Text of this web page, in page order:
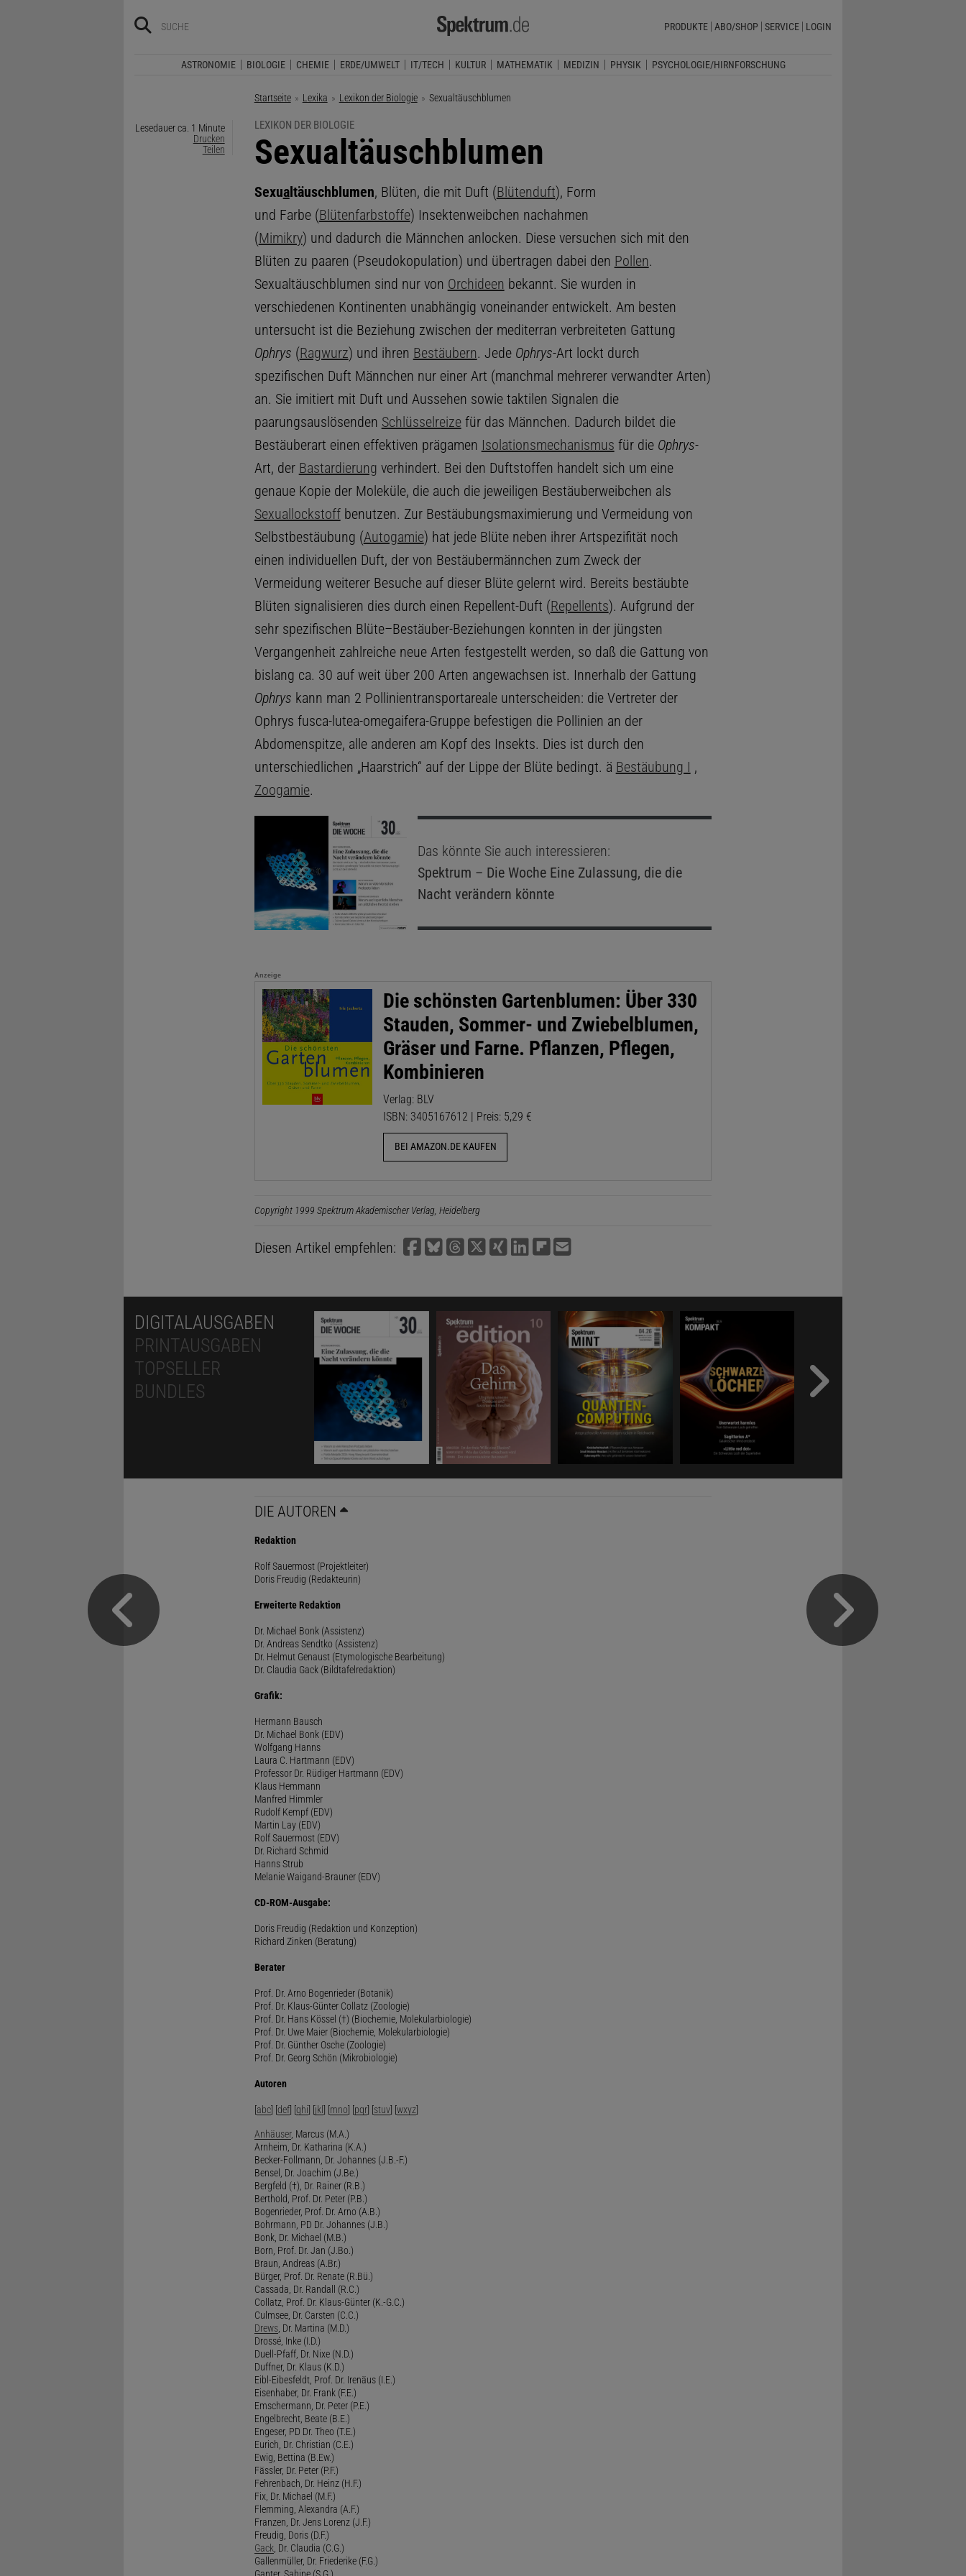
PRODUKTE ABO/SHOP SERVICE LOGIN
ASTRONOMIE BIOLOGIE CHEMIE ERDE/UMWELT IT/TECH KULTUR MATHEMATIK MEDIZIN PHYSIK PSYCHOLOGIE/HIRNFORSCHUNG
Startseite Lexika Lexikon der Biologie Aktuelle Seite:
Sexualtäuschblumen
Lesedauer ca. 1 Minute
Drucken
Teilen
LEXIKON DER BIOLOGIE
:
Sexualtäuschblumen
Sexualtäuschblumen, Blüten, die mit Duft (Blütenduft), Form
und Farbe (Blütenfarbstoffe) Insektenweibchen nachahmen
(Mimikry) und dadurch die Männchen anlocken. Diese versuchen sich mit den
Blüten zu paaren (Pseudokopulation) und übertragen dabei den Pollen.
Sexualtäuschblumen sind nur von Orchideen bekannt. Sie wurden in
verschiedenen Kontinenten unabhängig voneinander entwickelt. Am besten
untersucht ist die Beziehung zwischen der mediterran verbreiteten Gattung
Ophrys (Ragwurz) und ihren Bestäubern. Jede Ophrys-Art lockt durch
spezifischen Duft Männchen nur einer Art (manchmal mehrerer verwandter Arten)
an. Sie imitiert mit Duft und Aussehen sowie taktilen Signalen die
paarungsauslösenden Schlüsselreizefür das Männchen. Dadurch bildet die
Bestäuberart einen effektiven prägamen Isolationsmechanismus für die Ophrys-
Art, der Bastardierung verhindert. Bei den Duftstoffen handelt sich um eine
genaue Kopie der Moleküle, die auch die jeweiligen Bestäuberweibchen als
Sexuallockstoffbenutzen. Zur Bestäubungsmaximierung und Vermeidung von
Selbstbestäubung (Autogamie) hat jede Blüte neben ihrer Artspezifität noch
einen individuellen Duft, der von Bestäubermännchen zum Zweck der
Vermeidung weiterer Besuche auf dieser Blüte gelernt wird. Bereits bestäubte
Blüten signalisieren dies durch einen Repellent-Duft (Repellents). Aufgrund der
sehr spezifischen Blüte–Bestäuber-Beziehungen konnten in der jüngsten
Vergangenheit zahlreiche neue Arten festgestellt werden, so daß die Gattung von
bislang ca. 30 auf weit über 200 Arten angewachsen ist. Innerhalb der Gattung
Ophrys kann man 2 Pollinientransportareale unterscheiden: die Vertreter der
Ophrys fusca-lutea-omegaifera-Gruppe befestigen die Pollinien an der
Abdomenspitze, alle anderen am Kopf des Insekts. Dies ist durch den
unterschiedlichen „Haarstrich“ auf der Lippe der Blüte bedingt. ä Bestäubung I ,
Zoogamie.
Das könnte Sie auch interessieren:
Spektrum – Die WocheEine Zulassung, die die
Nacht verändern könnte
Anzeige
Die schönsten Gartenblumen: Über 330
Stauden, Sommer- und Zwiebelblumen,
Gräser und Farne. Pflanzen, Pflegen,
Kombinieren
Verlag: BLV
ISBN: 3405167612 | Preis: 5,29 €
BEI AMAZON.DE KAUFEN
Copyright 1999 Spektrum Akademischer Verlag, Heidelberg
Diesen Artikel empfehlen:
DIGITALAUSGABEN
PRINTAUSGABEN
TOPSELLER
BUNDLES
DIE AUTOREN
Redaktion
Rolf Sauermost (Projektleiter)
Doris Freudig (Redakteurin)
Erweiterte Redaktion
Dr. Michael Bonk (Assistenz)
Dr. Andreas Sendtko (Assistenz)
Dr. Helmut Genaust (Etymologische Bearbeitung)
Dr. Claudia Gack (Bildtafelredaktion)
Grafik:
Hermann Bausch
Dr. Michael Bonk (EDV)
Wolfgang Hanns
Laura C. Hartmann (EDV)
Professor Dr. Rüdiger Hartmann (EDV)
Klaus Hemmann
Manfred Himmler
Rudolf Kempf (EDV)
Martin Lay (EDV)
Rolf Sauermost (EDV)
Dr. Richard Schmid
Hanns Strub
Melanie Waigand-Brauner (EDV)
CD-ROM-Ausgabe:
Doris Freudig (Redaktion und Konzeption)
Richard Zinken (Beratung)
Berater
Prof. Dr. Arno Bogenrieder (Botanik)
Prof. Dr. Klaus-Günter Collatz (Zoologie)
Prof. Dr. Hans Kössel (†) (Biochemie, Molekularbiologie)
Prof. Dr. Uwe Maier (Biochemie, Molekularbiologie)
Prof. Dr. Günther Osche (Zoologie)
Prof. Dr. Georg Schön (Mikrobiologie)
Autoren
[abc] [def] [ghi] [jkl] [mno] [pqr] [stuv] [wxyz]
Anhäuser, Marcus (M.A.)
Arnheim, Dr. Katharina (K.A.)
Becker-Follmann, Dr. Johannes (J.B.-F.)
Bensel, Dr. Joachim (J.Be.)
Bergfeld (†), Dr. Rainer (R.B.)
Berthold, Prof. Dr. Peter (P.B.)
Bogenrieder, Prof. Dr. Arno (A.B.)
Bohrmann, PD Dr. Johannes (J.B.)
Bonk, Dr. Michael (M.B.)
Born, Prof. Dr. Jan (J.Bo.)
Braun, Andreas (A.Br.)
Bürger, Prof. Dr. Renate (R.Bü.)
Cassada, Dr. Randall (R.C.)
Collatz, Prof. Dr. Klaus-Günter (K.-G.C.)
Culmsee, Dr. Carsten (C.C.)
Drews, Dr. Martina (M.D.)
Drossé, Inke (I.D.)
Duell-Pfaff, Dr. Nixe (N.D.)
Duffner, Dr. Klaus (K.D.)
Eibl-Eibesfeldt, Prof. Dr. Irenäus (I.E.)
Eisenhaber, Dr. Frank (F.E.)
Emschermann, Dr. Peter (P.E.)
Engelbrecht, Beate (B.E.)
Engeser, PD Dr. Theo (T.E.)
Eurich, Dr. Christian (C.E.)
Ewig, Bettina (B.Ew.)
Fässler, Dr. Peter (P.F.)
Fehrenbach, Dr. Heinz (H.F.)
Fix, Dr. Michael (M.F.)
Flemming, Alexandra (A.F.)
Franzen, Dr. Jens Lorenz (J.F.)
Freudig, Doris (D.F.)
Gack, Dr. Claudia (C.G.)
Gallenmüller, Dr. Friederike (F.G.)